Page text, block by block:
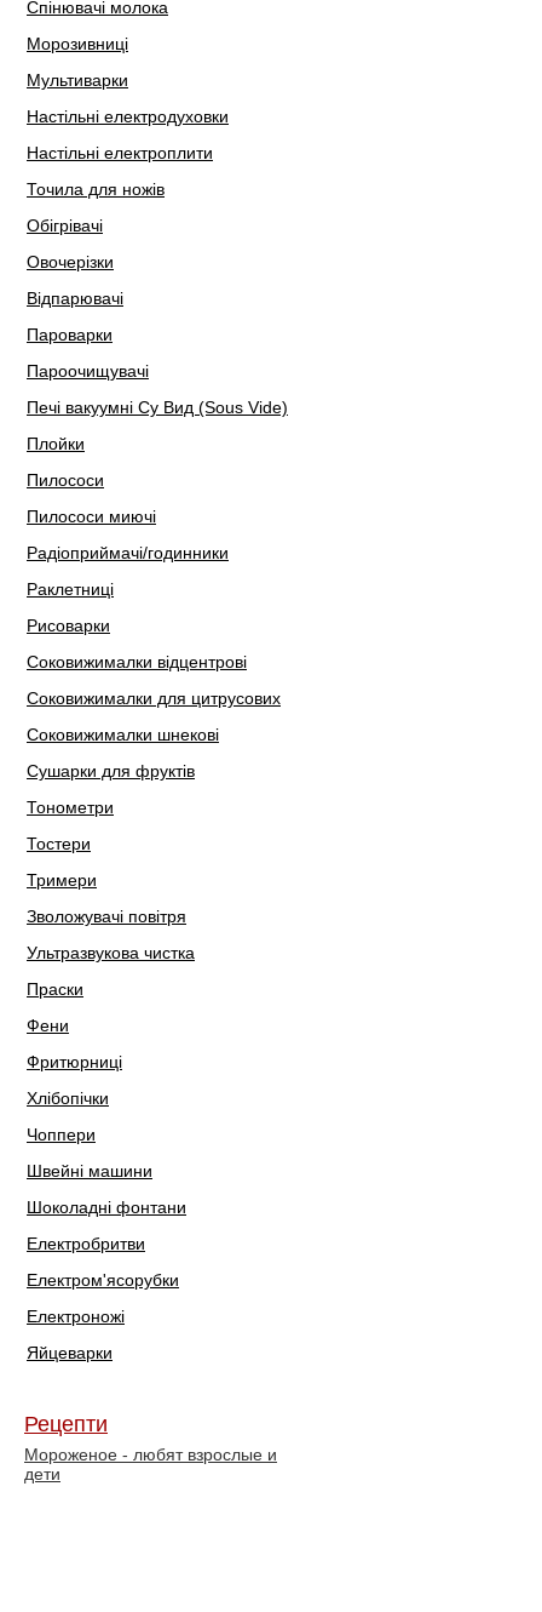
Спінювачі молока
Морозивниці
Мультиварки
Настільні електродуховки
Настільні електроплити
Точила для ножів
Обігрівачі
Овочерізки
Відпарювачі
Пароварки
Пароочищувачі
Печі вакуумні Су Вид (Sous Vide)
Плойки
Пилососи
Пилососи миючі
Радіоприймачі/годинники
Раклетниці
Рисоварки
Соковижималки відцентрові
Соковижималки для цитрусових
Соковижималки шнекові
Сушарки для фруктів
Тонометри
Тостери
Тримери
Зволожувачі повітря
Ультразвукова чистка
Праски
Фени
Фритюрниці
Хлібопічки
Чоппери
Швейні машини
Шоколадні фонтани
Електробритви
Електром'ясорубки
Електроножі
Яйцеварки
Рецепти
Мороженое - любят взрослые и
дети